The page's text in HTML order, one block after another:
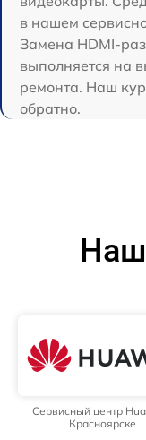
в нашем
Замена HDMI-
выполняется на
ремонта. Наш
обратно.
Сервисный центр
Красноярске